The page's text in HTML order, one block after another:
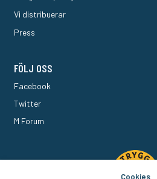
Vi distribuerar
Press
FÖLJ OSS
Facebook
Twitter
M Forum
Cookies